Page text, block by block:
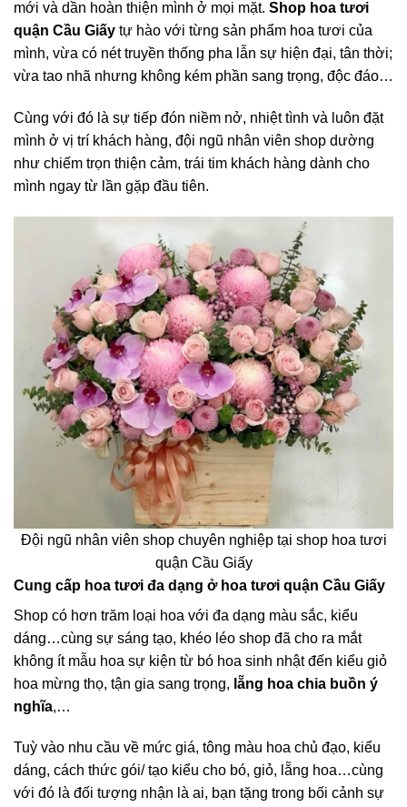
mới và dần hoàn thiện mình ở mọi mặt. Shop hoa tươi
quận Cầu Giấy tự hào với từng sản phẩm hoa tươi của
mình, vừa có nét truyền thống pha lẫn sự hiện đại, tân thời;
vừa tao nhã nhưng không kém phần sang trọng, độc đáo…
Cùng với đó là sự tiếp đón niềm nở, nhiệt tình và luôn đặt
mình ở vị trí khách hàng, đội ngũ nhân viên shop dường
như chiếm trọn thiện cảm, trái tim khách hàng dành cho
mình ngay từ lần gặp đầu tiên.
Đội ngũ nhân viên shop chuyên nghiệp tại shop hoa tươi
quận Cầu Giấy
Cung cấp hoa tươi đa dạng ở hoa tươi quận Cầu Giấy
Shop có hơn trăm loại hoa với đa dạng màu sắc, kiểu
dáng…cùng sự sáng tạo, khéo léo shop đã cho ra mắt
không ít mẫu hoa sự kiện từ bó hoa sinh nhật đến kiểu giỏ
hoa mừng thọ, tận gia sang trọng, lẵng hoa chia buồn ý
nghĩa,…
Tuỳ vào nhu cầu về mức giá, tông màu hoa chủ đạo, kiểu
dáng, cách thức gói/ tạo kiểu cho bó, giỏ, lẵng hoa…cùng
với đó là đối tượng nhận là ai, bạn tặng trong bối cảnh sự